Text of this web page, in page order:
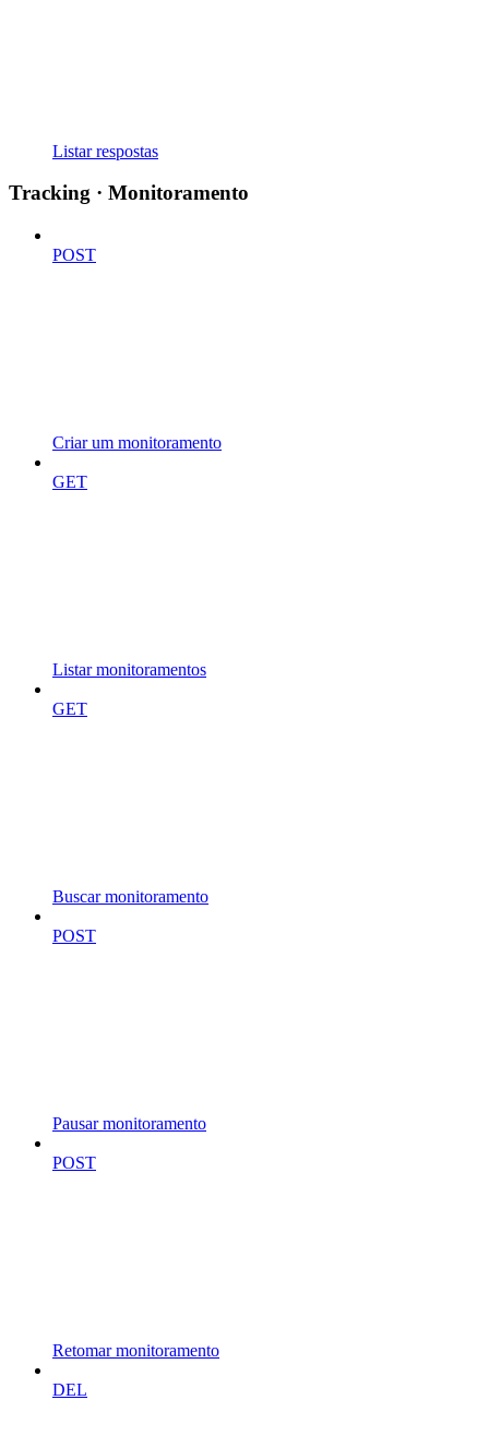
Listar respostas
Tracking · Monitoramento
POST
Criar um monitoramento
GET
Listar monitoramentos
GET
Buscar monitoramento
POST
Pausar monitoramento
POST
Retomar monitoramento
DEL